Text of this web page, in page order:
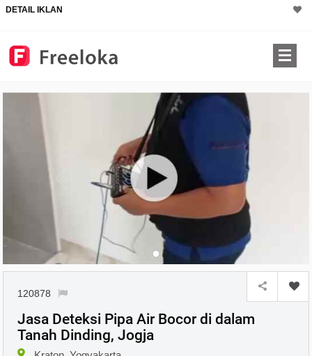
DETAIL IKLAN
120878
Jasa Deteksi Pipa Air Bocor di dalam
Tanah Dinding, Jogja